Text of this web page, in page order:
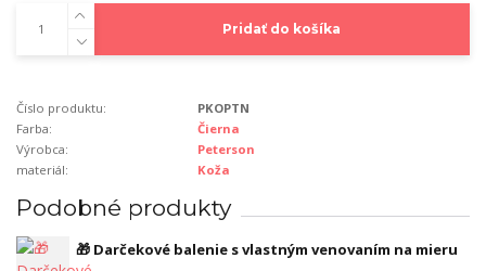
Pridať do košíka
Číslo produktu:
PKOPTN
Farba:
Čierna
Výrobca:
Peterson
materiál:
Koža
Podobné produkty
🎁 Darčekové balenie s vlastným venovaním na mieru